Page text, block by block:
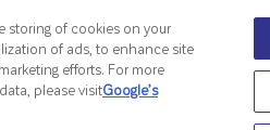
Sídlo:
Telefón:+48 42 631 88 00
Fax:+48 42 631 88 88
E-Mail:
storing of cookies on your
of ads, to enhance site
efforts. For more
please visitGoogle’s